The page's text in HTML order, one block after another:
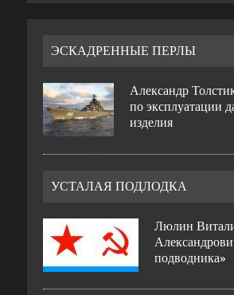
ЭСКАДРЕННЫЕ ПЕРЛЫ
Александр
по эксплуатации
изделия
УСТАЛАЯ ПОДЛОДКА
Люлин
подводника»